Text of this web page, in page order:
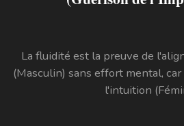
La fluidité est la preuve de
(Masculin) sans effort mental,
l'intuition